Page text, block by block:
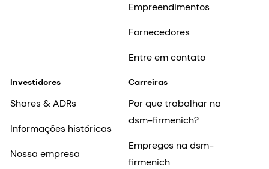
Empreendimentos
Fornecedores
Entre em contato
Investidores
Shares & ADRs
Informações históricas
Nossa empresa
Carreiras
Por que trabalhar na
dsm-firmenich?
Empregos na dsm-
firmenich